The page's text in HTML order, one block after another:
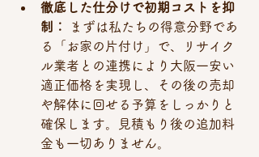
徹底した仕分けで初期コストを抑
制：
まずは私たちの得意分野であ
る「お家の片付け」で、リサイク
ル業者との連携により大阪一安い
適正価格を実現し、その後の売却
や解体に回せる予算をしっかりと
確保します。見積もり後の追加料
金も一切ありません。